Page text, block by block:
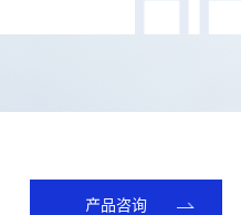
产品咨询